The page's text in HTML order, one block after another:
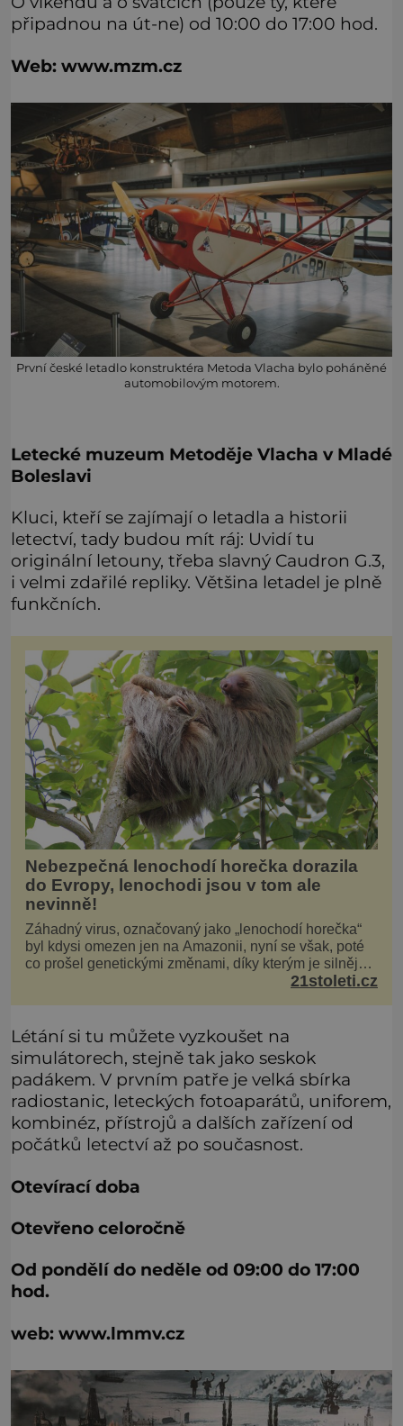
připadnou na út-ne) od 10:00 do 17:00 hod.
Web: www.mzm.cz
První české letadlo konstruktéra Metoda Vlacha bylo poháněné
automobilovým motorem.
Letecké muzeum Metoděje Vlacha v Mladé
Boleslavi
Kluci, kteří se zajímají o letadla a historii
letectví, tady budou mít ráj: Uvidí tu
originální letouny, třeba slavný Caudron G.3,
i velmi zdařilé repliky. Většina letadel je plně
funkčních.
Nebezpečná lenochodí horečka dorazila
do Evropy, lenochodi jsou v tom ale
nevinně!
Záhadný virus, označovaný jako „lenochodí horečka“
byl kdysi omezen jen na Amazonii, nyní se však, poté
co prošel genetickými změnami, díky kterým je silnější,
šíří po celé Americe a první případy se objevily už i v
21stoleti.cz
Létání si tu můžete vyzkoušet na
simulátorech, stejně tak jako seskok
padákem. V prvním patře je velká sbírka
radiostanic, leteckých fotoaparátů, uniforem,
kombinéz, přístrojů a dalších zařízení od
počátků letectví až po současnost.
Otevírací doba
Otevřeno celoročně
Od pondělí do neděle od 09:00 do 17:00
hod.
web: www.lmmv.cz